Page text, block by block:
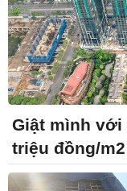
Giật mình với
triệu đồng/m2